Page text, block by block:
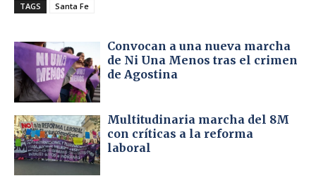
TAGS Santa Fe
Convocan a una nueva marcha
de Ni Una Menos tras el crimen
de Agostina
Multitudinaria marcha del 8M
con críticas a la reforma
laboral